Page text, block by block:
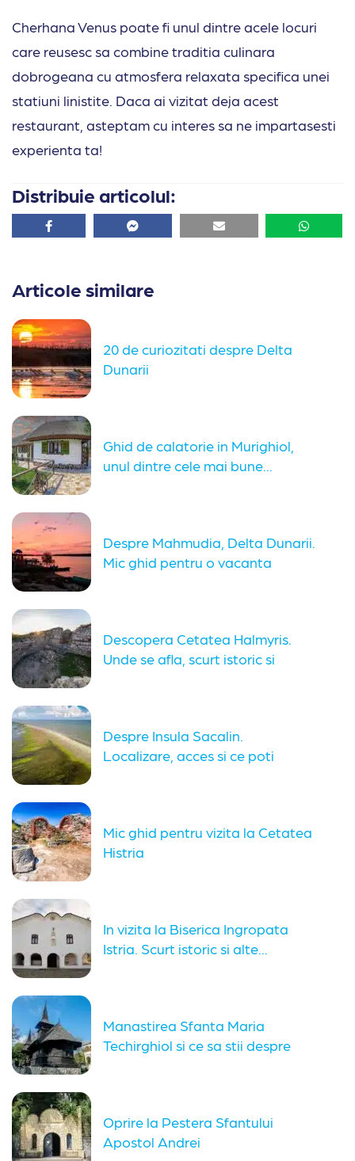
Cherhana Venus poate fi unul dintre acele locuri
care reusesc sa combine traditia culinara
dobrogeana cu atmosfera relaxata specifica unei
statiuni linistite. Daca ai vizitat deja acest
restaurant, asteptam cu interes sa ne impartasesti
experienta ta!
Distribuie articolul:
Facebook Facebook Email
Articole similare
20 de curiozitati despre Delta
Dunarii
Ghid de calatorie in Murighiol,
unul dintre cele mai bune...
Despre Mahmudia, Delta Dunarii.
Mic ghid pentru o vacanta
Descopera Cetatea Halmyris.
Unde se afla, scurt istoric si
Despre Insula Sacalin.
Localizare, acces si ce poti
Mic ghid pentru vizita la Cetatea
Histria
In vizita la Biserica Ingropata
Istria. Scurt istoric si alte...
Manastirea Sfanta Maria
Techirghiol si ce sa stii despre
Oprire la Pestera Sfantului
Apostol Andrei